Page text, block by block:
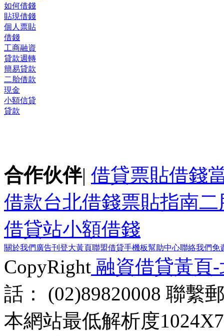
如何借錢
貼現借錢
個人票貼
借錢
工商融資
貸款週轉
簡易貸款
二胎借款
現金
小額信貸
貸款
合作伙伴| 借貸票貼借錢
借款台北借錢票貼指南二
借貸站小額借錢
關於我們 廣告刊登大黃頁聯盟借貸手機板幫助中心聯絡我們免
CopyRight 融資借貸黃頁
話： (02)89820008 聯繫
本網站最低解析度